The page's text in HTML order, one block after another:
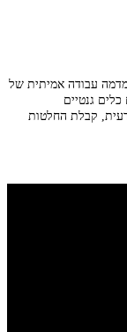
עבודה אמיתית של
גנטיים
קבלת החלטות